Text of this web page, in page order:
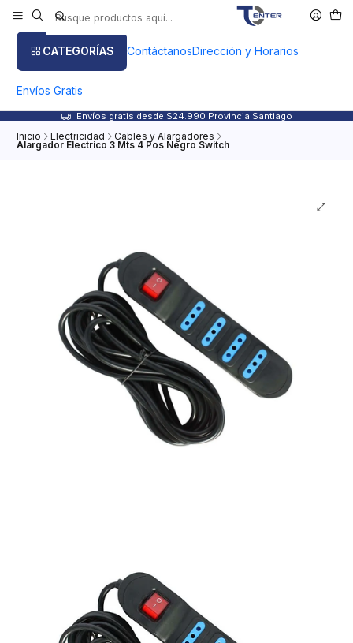
CATEGORÍAS ContáctanosDirección y Horarios
Envíos Gratis
Envíos gratis desde $24.990 Provincia Santiago
Inicio Electricidad Cables y Alargadores
Alargador Electrico 3 Mts 4 Pos Negro Switch